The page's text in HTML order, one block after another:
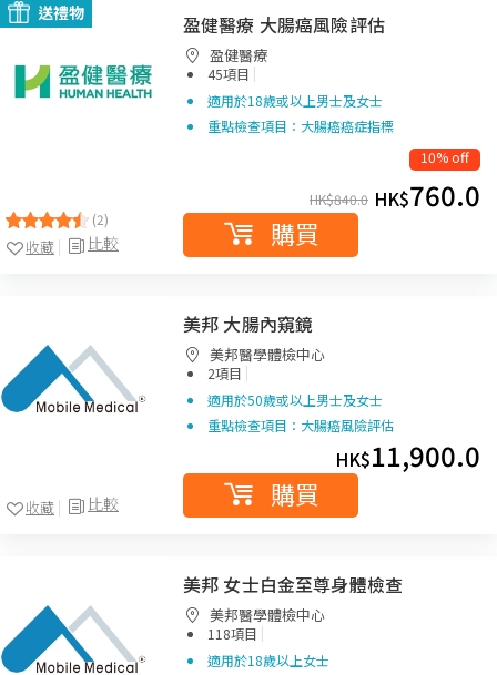
送禮物
(2)
比較
收藏
盈健醫療 大腸癌風險評估
盈健醫療
45項目 |
適用於18歲或以上男士及女士
重點檢查項目：大腸癌癌症指標
10% off
HK$840.0 HK$760.0
購買
比較
收藏
美邦 大腸內窺鏡
美邦醫學體檢中心
2項目 |
適用於50歲或以上男士及女士
重點檢查項目：大腸癌風險評估
HK$11,900.0
購買
美邦 女士白金至尊身體檢查
美邦醫學體檢中心
118項目 |
適用於18歲以上女士